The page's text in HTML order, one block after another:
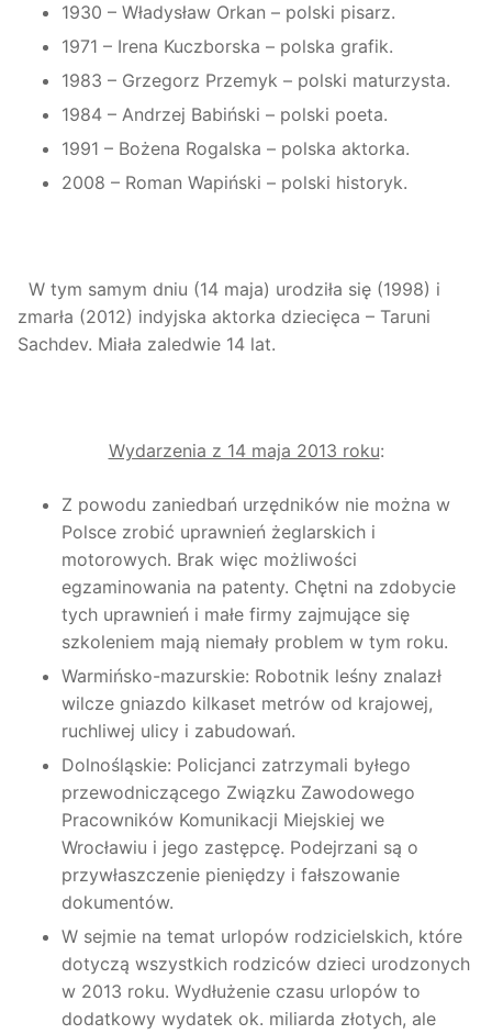
1930 – Władysław Orkan – polski pisarz.
1971 – Irena Kuczborska – polska grafik.
1983 – Grzegorz Przemyk – polski maturzysta.
1984 – Andrzej Babiński – polski poeta.
1991 – Bożena Rogalska – polska aktorka.
2008 – Roman Wapiński – polski historyk.
W tym samym dniu (14 maja) urodziła się (1998) i
zmarła (2012) indyjska aktorka dziecięca – Taruni
Sachdev. Miała zaledwie 14 lat.
Wydarzenia z 14 maja 2013 roku:
Z powodu zaniedbań urzędników nie można w
Polsce zrobić uprawnień żeglarskich i
motorowych. Brak więc możliwości
egzaminowania na patenty. Chętni na zdobycie
tych uprawnień i małe firmy zajmujące się
szkoleniem mają niemały problem w tym roku.
Warmińsko-mazurskie: Robotnik leśny znalazł
wilcze gniazdo kilkaset metrów od krajowej,
ruchliwej ulicy i zabudowań.
Dolnośląskie: Policjanci zatrzymali byłego
przewodniczącego Związku Zawodowego
Pracowników Komunikacji Miejskiej we
Wrocławiu i jego zastępcę. Podejrzani są o
przywłaszczenie pieniędzy i fałszowanie
dokumentów.
W sejmie na temat urlopów rodzicielskich, które
dotyczą wszystkich rodziców dzieci urodzonych
w 2013 roku. Wydłużenie czasu urlopów to
dodatkowy wydatek ok. miliarda złotych, ale